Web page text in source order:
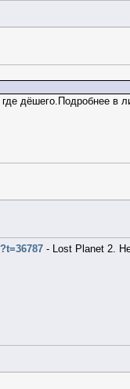
дёшего.Подробнее в
- Lost Planet 2.